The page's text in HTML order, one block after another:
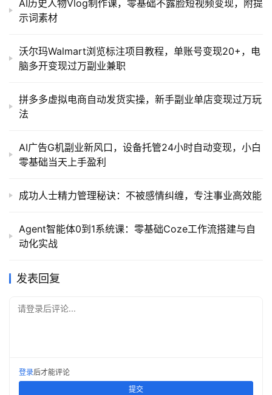
AI历史人物Vlog制作课，零基础不露脸短视频变现，附提
示词素材
沃尔玛Walmart浏览标注项目教程，单账号变现20+，电
脑多开变现过万副业兼职
拼多多虚拟电商自动发货实操，新手副业单店变现过万玩
法
AI广告G机副业新风口，设备托管24小时自动变现，小白
零基础当天上手盈利
成功人士精力管理秘诀：不被感情纠缠，专注事业高效能
Agent智能体0到1系统课：零基础Coze工作流搭建与自
动化实战
发表回复
请登录后评论...
登录后才能评论
提交